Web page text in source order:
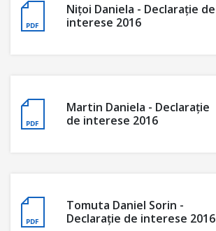
Nițoi Daniela - Declaraţie de
interese 2016
Martin Daniela - Declaraţie
de interese 2016
Tomuta Daniel Sorin -
Declarație de interese 2016